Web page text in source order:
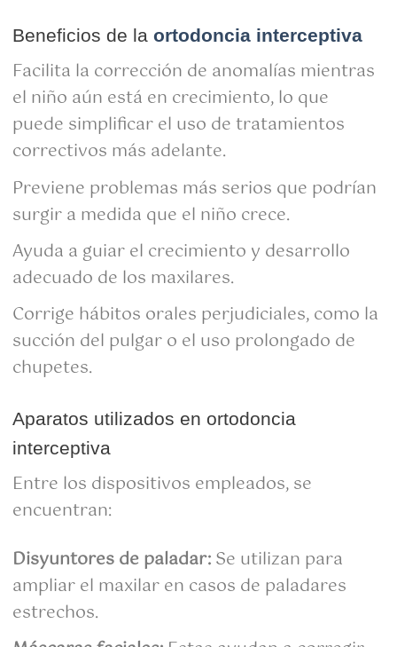
Beneficios de laortodoncia interceptiva
Facilita la corrección de anomalías mientras
el niño aún está en crecimiento, lo que
puede simplificar el uso de tratamientos
correctivos más adelante.
Previene problemas más serios que podrían
surgir a medida que el niño crece.
Ayuda a guiar el crecimiento y desarrollo
adecuado de los maxilares.
Corrige hábitos orales perjudiciales, como la
succión del pulgar o el uso prolongado de
chupetes.
Aparatos utilizados en ortodoncia
interceptiva
Entre los dispositivos empleados, se
encuentran:
Disyuntores de paladar:Se utilizan para
ampliar el maxilar en casos de paladares
estrechos.